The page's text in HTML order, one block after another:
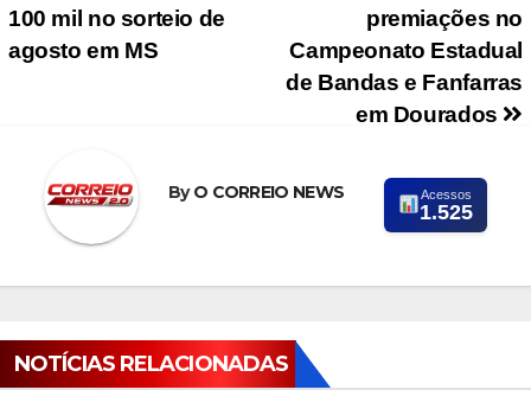
premiações no
Campeonato Estadual
de Bandas e Fanfarras
em Dourados
100 mil no sorteio de
agosto em MS
ByO CORREIO NEWS Acessos
1.525
NOTÍCIAS RELACIONADAS